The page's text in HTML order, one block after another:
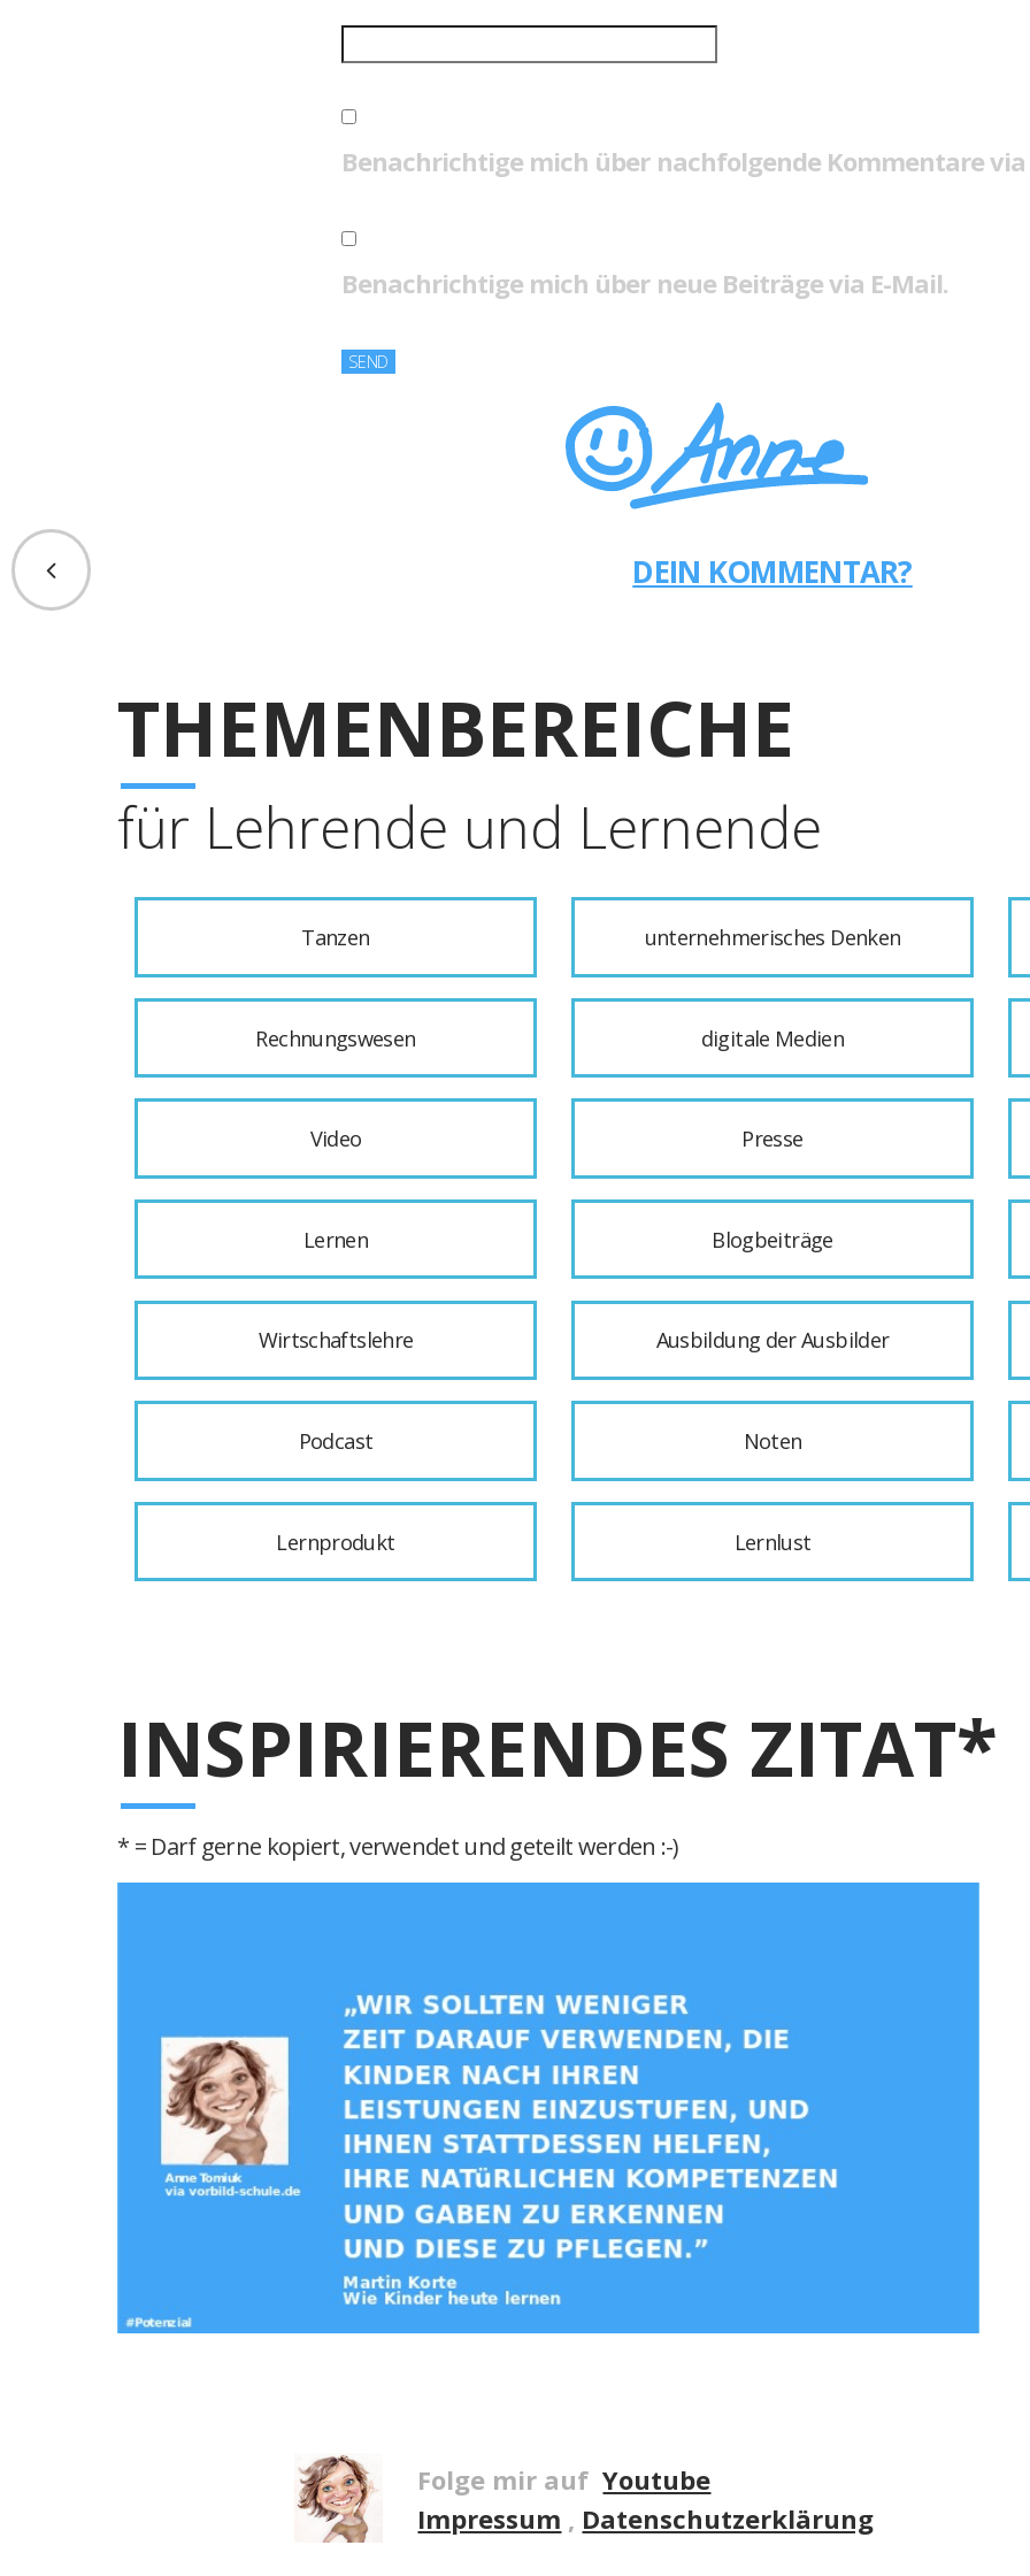
Benachrichtige mich über nachfolgende Kommentare via
Benachrichtige mich über neue Beiträge via E-Mail.
DEIN KOMMENTAR?
THEMENBEREICHE
für Lehrende und Lernende
Tanzen unternehmerisches Denken
Rechnungswesen digitale Medien
Video Presse
Lernen Blogbeiträge
Wirtschaftslehre Ausbildung der Ausbilder
Podcast Noten
Lernprodukt Lernlust
INSPIRIERENDES ZITAT*
* = Darf gerne kopiert, verwendet und geteilt werden :-)
Folge mir auf Youtube
Impressum , Datenschutzerklärung